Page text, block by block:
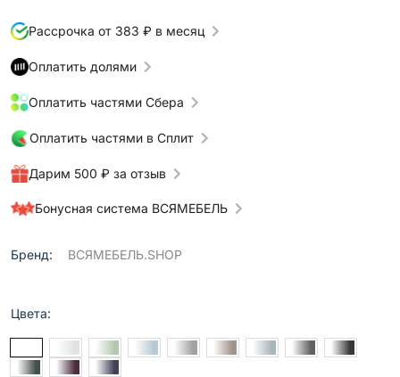
Рассрочка от 383 ₽ в месяц
Оплатить долями
Оплатить частями Сбера
Оплатить частями в Сплит
Дарим 500 ₽ за отзыв
Бонусная система ВСЯМЕБЕЛЬ
Бренд: ВСЯМЕБЕЛЬ.SHOP
Цвета: